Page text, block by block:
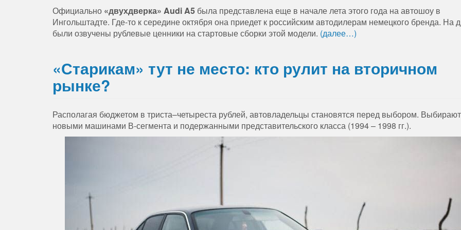
Официально «двухдверка» Audi A5 была представлена еще в начале лета этого года на автошоу в
Ингольштадте. Где-то к середине октября она приедет к российским автодилерам немецкого бренда. На
были озвучены рублевые ценники на стартовые сборки этой модели. (далее…)
«Старикам» тут не место: кто рулит на вторичном
рынке?
Располагая бюджетом в триста–четыреста рублей, автовладельцы становятся перед выбором.
новыми машинами В-сегмента и подержанными представительского класса (1994 – 1998 гг.).